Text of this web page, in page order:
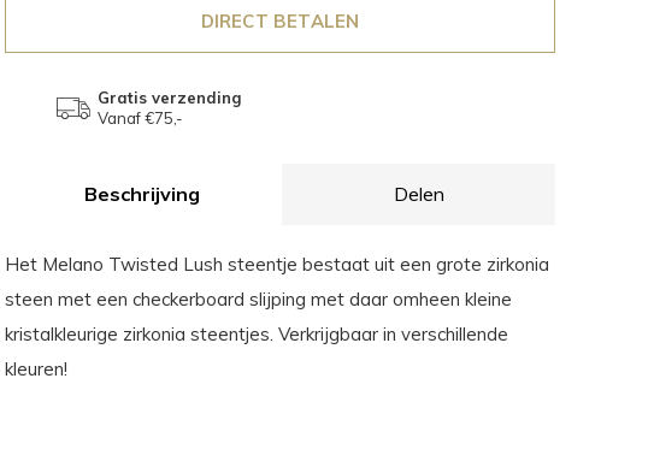
DIRECT BETALEN
Gratis verzending
Vanaf €75,-
Beschrijving Delen
Het Melano Twisted Lush steentje bestaat uit een grote zirkonia
steen met een checkerboard slijping met daar omheen kleine
kristalkleurige zirkonia steentjes. Verkrijgbaar in verschillende
kleuren!